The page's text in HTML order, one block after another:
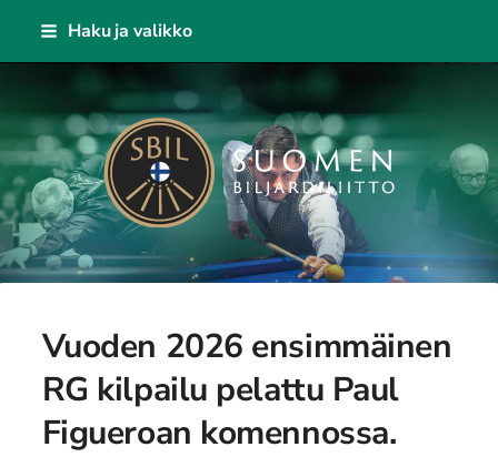
Siirry
Haku ja valikko
Suomen Biljardiliitto ry
Vuoden 2026 ensimmäinen
RG kilpailu pelattu Paul
Figueroan komennossa.